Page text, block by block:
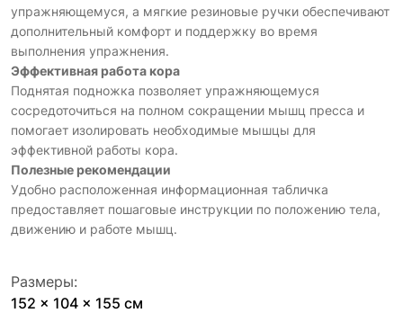
упражняющемуся, а мягкие резиновые ручки обеспечивают
дополнительный комфорт и поддержку во время
выполнения упражнения.
Эффективная работа кора
Поднятая подножка позволяет упражняющемуся
сосредоточиться на полном сокращении мышц пресса и
помогает изолировать необходимые мышцы для
эффективной работы кора.
Полезные рекомендации
Удобно расположенная информационная табличка
предоставляет пошаговые инструкции по положению тела,
движению и работе мышц.
Размеры:
152 x 104 x 155 см